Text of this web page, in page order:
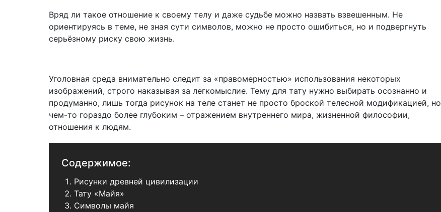
Вряд ли такое отношение к своему телу и даже судьбе можно назвать взвешенным. Не
ориентируясь в теме, не зная сути символов, можно не просто ошибиться, но и подвергнуть
серьёзному риску свою жизнь.
Уголовная среда внимательно следит за «правомерностью» использования некоторых
изображений, строго наказывая за легкомыслие. Тему для тату нужно выбирать осознанно и
продуманно, лишь тогда рисунок на теле станет не просто броской телесной модификацией, но
чем-то гораздо более глубоким – отражением внутреннего мира, жизненной философии,
отношения к людям.
Содержимое:
Рисунки древней цивилизации
Тату «Майя»
Символы майя